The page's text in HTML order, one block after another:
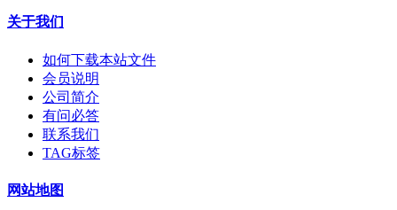
关于我们
如何下载本站文件
会员说明
公司简介
有问必答
联系我们
TAG标签
网站地图